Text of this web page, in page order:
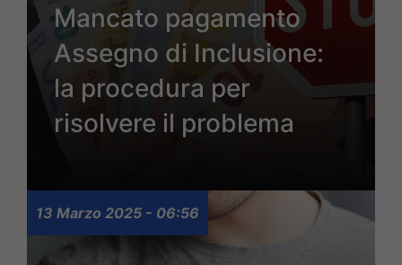
Mancato pagamento
Assegno di Inclusione:
la procedura per
risolvere il problema
13 Marzo 2025 - 06:56